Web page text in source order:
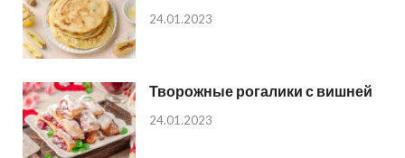
24.01.2023
Творожные рогалики с вишней
24.01.2023